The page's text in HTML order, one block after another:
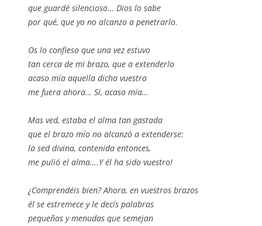
que guardé silencioso… Dios lo sabe
por qué, que yo no alcanzo a penetrarlo.
Os lo confieso que una vez estuvo
tan cerca de mi brazo, que a extenderlo
acaso mía aquella dicha vuestra
me fuera ahora… Sí, acaso mía…
Mas ved, estaba el alma tan gastada
que el brazo mío no alcanzó a extenderse:
la sed divina, contenida entonces,
me pulió el alma….Y él ha sido vuestro!
¿Comprendéis bien? Ahora, en vuestros brazos
él se estremece y le decís palabras
pequeñas y menudas que semejan